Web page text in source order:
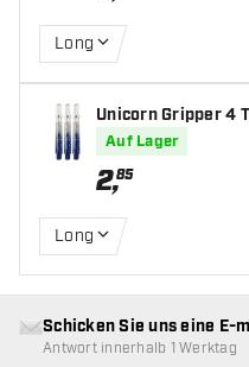
Long
Unicorn Gripper 4
rt Shafts
Auf Lager
2,85
Long
Schicken Sie uns eine E-
Antwort innerhalb 1 Werktag